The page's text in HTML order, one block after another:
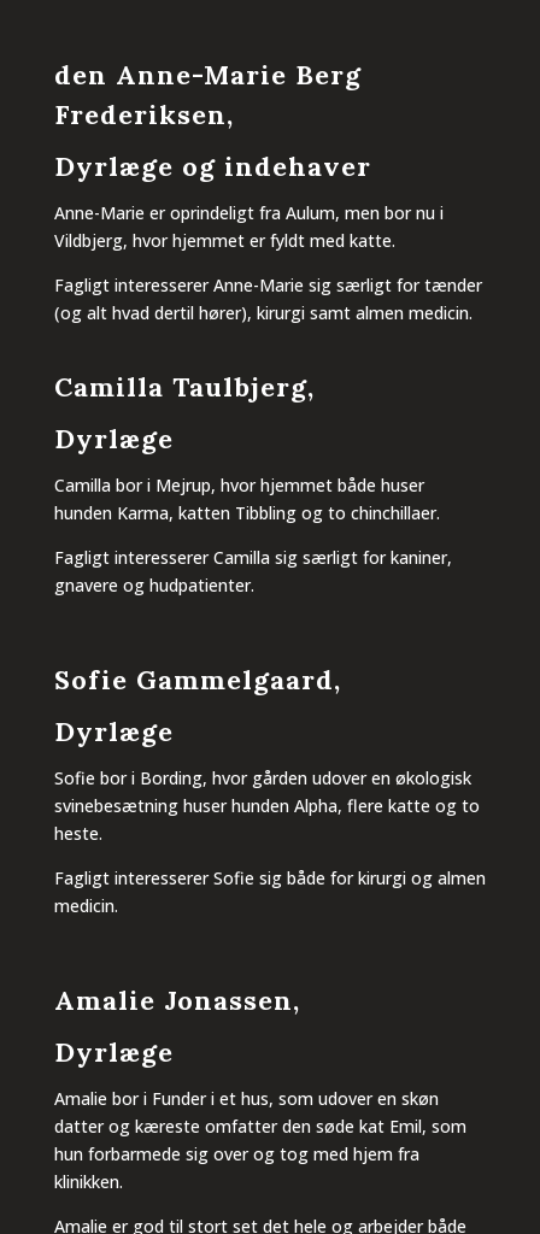
den Anne-Marie Berg
Frederiksen,
Dyrlæge og indehaver
Anne-Marie er oprindeligt fra Aulum, men bor nu i
Vildbjerg, hvor hjemmet er fyldt med katte.
Fagligt interesserer Anne-Marie sig særligt for tænder
(og alt hvad dertil hører), kirurgi samt almen medicin.
Camilla Taulbjerg,
Dyrlæge
Camilla bor i Mejrup, hvor hjemmet både huser
hunden Karma, katten Tibbling og to chinchillaer.
Fagligt interesserer Camilla sig særligt for kaniner,
gnavere og hudpatienter.
Sofie Gammelgaard,
Dyrlæge
Sofie bor i Bording, hvor gården udover en økologisk
svinebesætning huser hunden Alpha, flere katte og to
heste.
Fagligt interesserer Sofie sig både for kirurgi og almen
medicin.
Amalie Jonassen,
Dyrlæge
Amalie bor i Funder i et hus, som udover en skøn
datter og kæreste omfatter den søde kat Emil, som
hun forbarmede sig over og tog med hjem fra
klinikken.
Amalie er god til stort set det hele og arbejder både